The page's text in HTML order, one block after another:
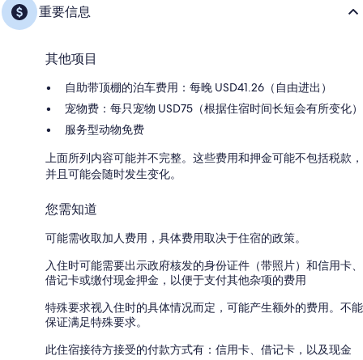
重要信息
其他项目
自助带顶棚的泊车费用：每晚 USD41.26（自由进出）
宠物费：每只宠物 USD75（根据住宿时间长短会有所变化）
服务型动物免费
上面所列内容可能并不完整。这些费用和押金可能不包括税款，
并且可能会随时发生变化。
您需知道
可能需收取加人费用，具体费用取决于住宿的政策。
入住时可能需要出示政府核发的身份证件（带照片）和信用卡、
借记卡或缴付现金押金，以便于支付其他杂项的费用
特殊要求视入住时的具体情况而定，可能产生额外的费用。不能
保证满足特殊要求。
此住宿接待方接受的付款方式有：信用卡、借记卡，以及现金